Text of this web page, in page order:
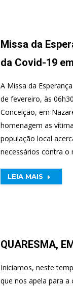
Missa da
da Covid-19
A Missa da
de fevereiro, às
Conceição, em
homenagem as
população local
necessários contra o
LEIA MAIS
QUARESMA,
Iniciamos, neste
que nos apela para a